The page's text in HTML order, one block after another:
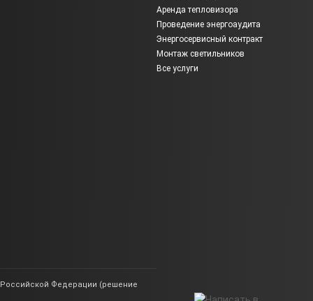
Аренда тепловизора
Проведение энергоаудита
Энергосервисный контракт
Монтаж светильников
Все услуги
Российской Федерации (решение